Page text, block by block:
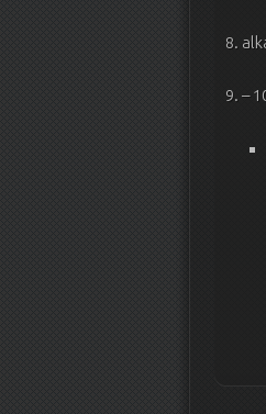
8.
9. –